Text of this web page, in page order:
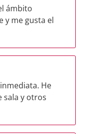
ámbito
y me gusta el
He
sala y otros